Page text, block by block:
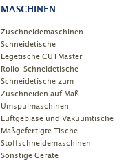
MASCHINEN
Zuschneidemaschinen
Schneidetische
Legetische CUTMaster
Rollo-Schneidetische
Schneidetische zum
Zuschneiden auf Maß
Umspulmaschinen
Luftgebläse und Vakuumtische
Maßgefertigte Tische
Stoffschneidemaschinen
Sonstige Geräte